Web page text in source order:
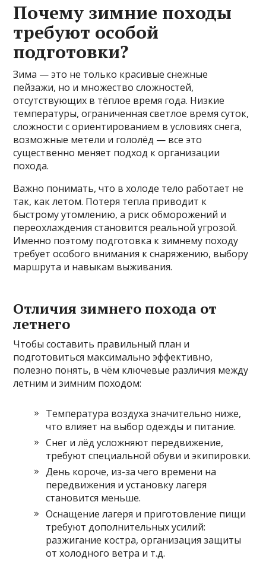
Почему зимние походы
требуют особой
подготовки?
Зима — это не только красивые снежные
пейзажи, но и множество сложностей,
отсутствующих в тёплое время года. Низкие
температуры, ограниченная светлое время суток,
сложности с ориентированием в условиях снега,
возможные метели и гололёд — все это
существенно меняет подход к организации
похода.
Важно понимать, что в холоде тело работает не
так, как летом. Потеря тепла приводит к
быстрому утомлению, а риск обморожений и
переохлаждения становится реальной угрозой.
Именно поэтому подготовка к зимнему походу
требует особого внимания к снаряжению, выбору
маршрута и навыкам выживания.
Отличия зимнего похода от
летнего
Чтобы составить правильный план и
подготовиться максимально эффективно,
полезно понять, в чём ключевые различия между
летним и зимним походом:
Температура воздуха значительно ниже,
что влияет на выбор одежды и питание.
Снег и лёд усложняют передвижение,
требуют специальной обуви и экипировки.
День короче, из-за чего времени на
передвижения и установку лагеря
становится меньше.
Оснащение лагеря и приготовление пищи
требуют дополнительных усилий:
разжигание костра, организация защиты
от холодного ветра и т.д.